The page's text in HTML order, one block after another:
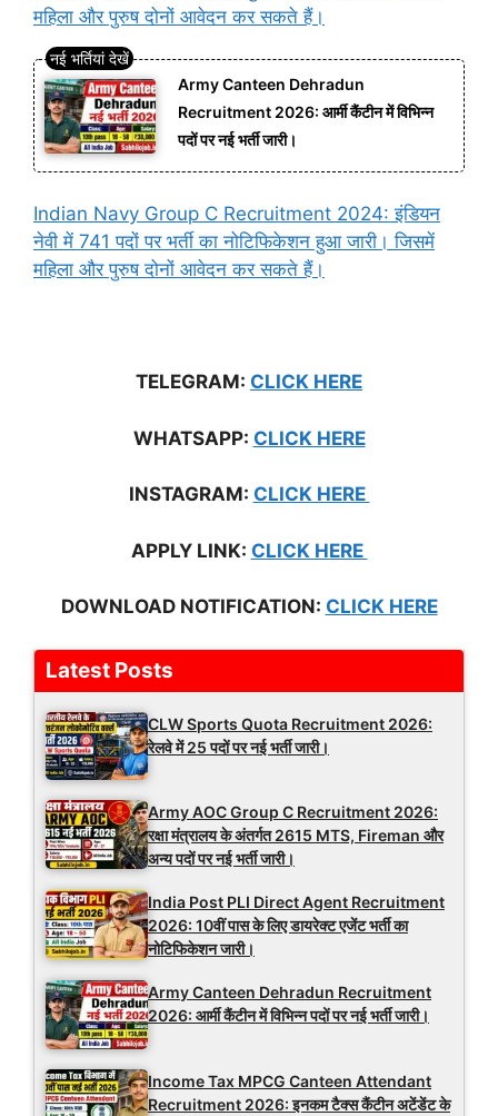
महिला और पुरुष दोनों आवेदन कर सकते हैं।
Army Canteen Dehradun
Recruitment 2026: आर्मी कैंटीन में विभिन्न
पदों पर नई भर्ती जारी।
Indian Navy Group C Recruitment 2024: इंडियन
नेवी में 741 पदों पर भर्ती का नोटिफिकेशन हुआ जारी। जिसमें
महिला और पुरुष दोनों आवेदन कर सकते हैं।
TELEGRAM: CLICK HERE
WHATSAPP: CLICK HERE
INSTAGRAM: CLICK HERE
APPLY LINK: CLICK HERE
DOWNLOAD NOTIFICATION: CLICK HERE
Latest Posts
CLW Sports Quota Recruitment 2026:
रेलवे में 25 पदों पर नई भर्ती जारी।
Army AOC Group C Recruitment 2026:
रक्षा मंत्रालय के अंतर्गत 2615 MTS, Fireman और
अन्य पदों पर नई भर्ती जारी।
India Post PLI Direct Agent Recruitment
2026: 10वीं पास के लिए डायरेक्ट एजेंट भर्ती का
नोटिफिकेशन जारी।
Army Canteen Dehradun Recruitment
2026: आर्मी कैंटीन में विभिन्न पदों पर नई भर्ती जारी।
Income Tax MPCG Canteen Attendant
Recruitment 2026: इनकम टैक्स कैंटीन अटेंडेंट के